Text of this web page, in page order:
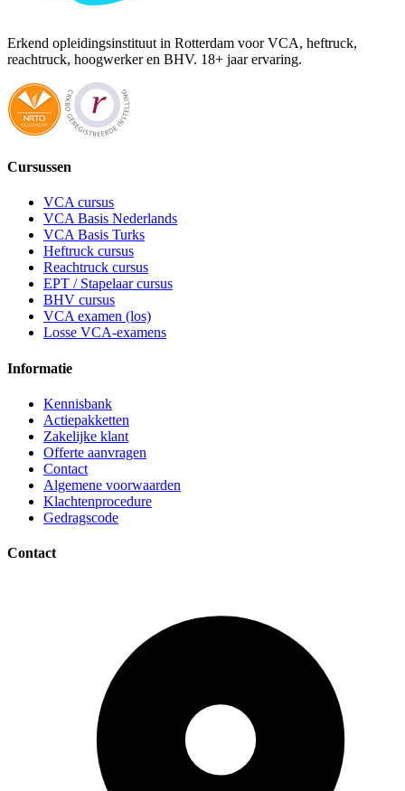
Erkend opleidingsinstituut in Rotterdam voor VCA, heftruck,
reachtruck, hoogwerker en BHV. 18+ jaar ervaring.
Cursussen
VCA cursus
VCA Basis Nederlands
VCA Basis Turks
Heftruck cursus
Reachtruck cursus
EPT / Stapelaar cursus
BHV cursus
VCA examen (los)
Losse VCA-examens
Informatie
Kennisbank
Actiepakketten
Zakelijke klant
Offerte aanvragen
Contact
Algemene voorwaarden
Klachtenprocedure
Gedragscode
Contact